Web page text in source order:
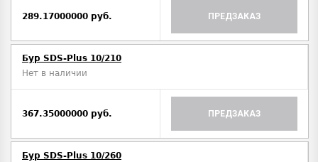
289.17000000 руб. ПРЕДЗАКАЗ
Бур SDS-Plus 10/210
Нет в наличии
367.35000000 руб. ПРЕДЗАКАЗ
Бур SDS-Plus 10/260